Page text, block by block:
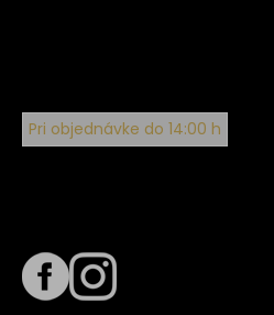
Pri objednávke do 14:00 h